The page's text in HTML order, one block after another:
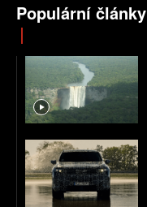
Populární články